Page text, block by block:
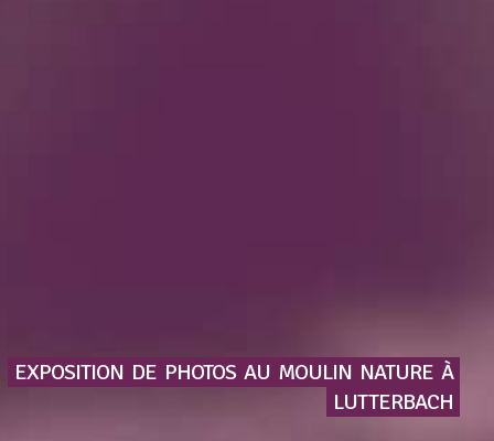
EXPOSITION DE PHOTOS AU MOULIN NATURE À
LUTTERBACH